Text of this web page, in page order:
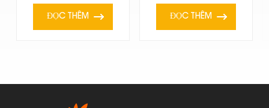
ĐỌC THÊM ĐỌC THÊM